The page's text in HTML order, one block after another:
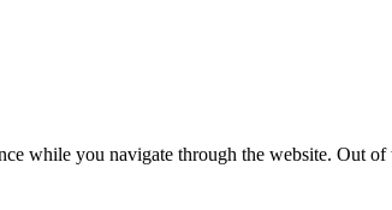
while you navigate through the website. Out